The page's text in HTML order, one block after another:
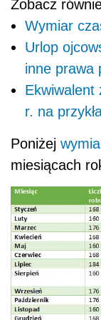
Zobacz
Wymiar
Urlop
inne prawa
Ekwiwalent
r. na
Poniżej
miesiącach